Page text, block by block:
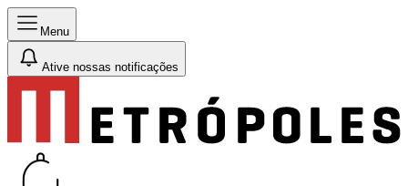
Menu
Ative nossas notificações